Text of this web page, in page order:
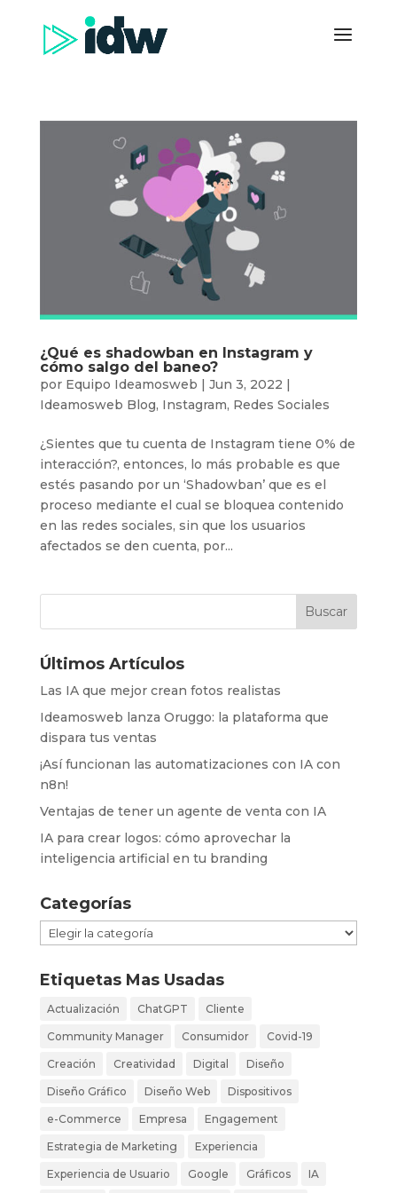
¿Qué es shadowban en Instagram y
cómo salgo del baneo?
por Equipo Ideamosweb | Jun 3, 2022 |
Ideamosweb Blog, Instagram, Redes Sociales
¿Sientes que tu cuenta de Instagram tiene 0% de
interacción?, entonces, lo más probable es que
estés pasando por un ‘Shadowban’ que es el
proceso mediante el cual se bloquea contenido
en las redes sociales, sin que los usuarios
afectados se den cuenta, por...
Últimos Artículos
Las IA que mejor crean fotos realistas
Ideamosweb lanza Oruggo: la plataforma que
dispara tus ventas
¡Así funcionan las automatizaciones con IA con
n8n!
Ventajas de tener un agente de venta con IA
IA para crear logos: cómo aprovechar la
inteligencia artificial en tu branding
Categorías
Categorías
Etiquetas Mas Usadas
Actualización ChatGPT Cliente
Community Manager Consumidor Covid-19
Creación Creatividad Digital Diseño
Diseño Gráfico Diseño Web Dispositivos
e-Commerce Empresa Engagement
Estrategia de Marketing Experiencia
Experiencia de Usuario Google Gráficos IA